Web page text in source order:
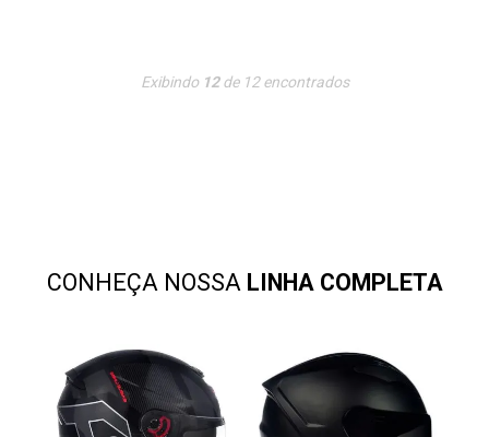
Exibindo 12de 12encontrados
CONHEÇA NOSSA LINHA COMPLETA